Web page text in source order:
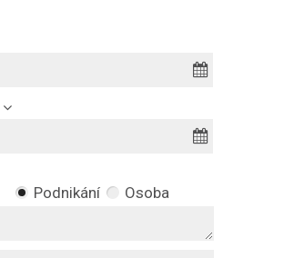
Podnikání
Osoba